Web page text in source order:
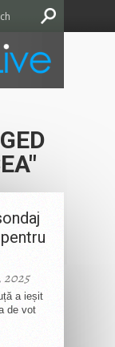
2025
a ieșit
de vot